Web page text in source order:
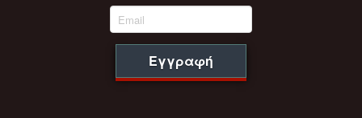
Εγγραφή